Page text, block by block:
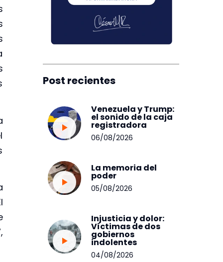
Post recientes
Venezuela y Trump:
el sonido de la caja
registradora
06/08/2026
La memoria del
poder
05/08/2026
Injusticia y dolor:
Víctimas de dos
gobiernos
indolentes
04/08/2026